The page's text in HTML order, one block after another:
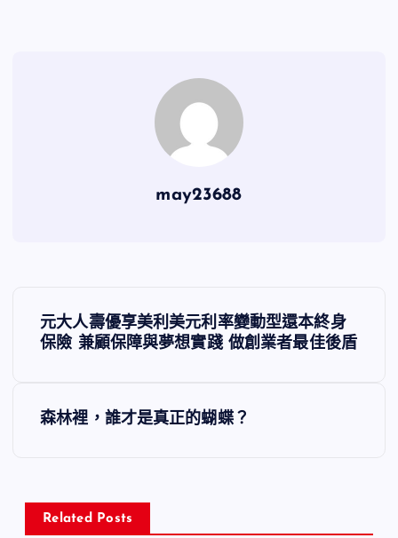
may23688
文
章
覽
元大人壽優享美利美元利率變動型還本終身
保險 兼顧保障與夢想實踐 做創業者最佳後盾
森林裡，誰才是真正的蝴蝶？
Related Posts